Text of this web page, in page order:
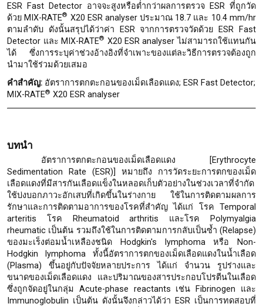
ESR Fast Detector อาจจะสูงหรือต่ำกว่าผลการตรวจ ESR ที่ถูกวัด
ด้วย MIX-RATE® X20 ESR analyser ประมาณ 18.7 และ 10.4 mm/hr
ตามลำดับ ดังนั้นสรุปได้ว่าค่า ESR จากการตรวจวัดด้วย ESR Fast
Detector และ MIX-RATE® X20 ESR analyser ไม่สามารถใช้แทนกัน
ได้ ซึ่งการระบุค่าช่วงอ้างอิงที่จำเพาะของแต่ละวิธีการตรวจต้องถูก
นำมาใช้ร่วมด้วยเสมอ
คำสำคัญ: อัตราการตกตะกอนของเม็ดเลือดแดง; ESR Fast Detector;
MIX-RATE® X20 ESR analyser
บทนำ
อัตราการตกตะกอนของเม็ดเลือดแดง [Erythrocyte
Sedimentation Rate (ESR)] หมายถึง การวัดระยะการตกของเม็ด
เลือดแดงที่มีสารกันเลือดแข็งในหลอดเก็บตัวอย่างในช่วงเวลาที่จำกัด
ใช้บ่งบอกภาวะอักเสบที่เกิดขึ้นในร่างกาย ใช้ในการติดตามผลการ
รักษาและการติดตามอาการของโรคที่สำคัญ ได้แก่ โรค Temporal
arteritis โรค Rheumatoid arthritis และโรค Polymyalgia
rheumatic เป็นต้น รวมถึงใช้ในการติดตามการกลับเป็นซ้ำ (Relapse)
ของมะเร็งต่อมน้ำเหลืองชนิด Hodgkin's lymphoma หรือ Non-
Hodgkin lymphoma ทั้งนี้อัตราการตกของเม็ดเลือดแดงในน้ำเลือด
(Plasma) ขึ้นอยู่กับปัจจัยหลายประการ ได้แก่ จำนวน รูปร่างและ
ขนาดของเม็ดเลือดแดง และปริมาณของสารประกอบโปรตีนในเลือด
ซึ่งถูกจัดอยู่ในกลุ่ม Acute-phase reactants เช่น Fibrinogen และ
Immunoglobulin เป็นต้น ดังนั้นจึงกล่าวได้ว่า ESR เป็นการทดสอบที่